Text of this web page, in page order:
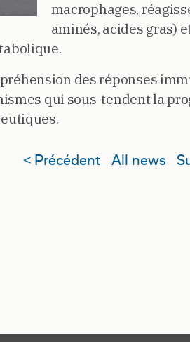
macrophages,
aminés, acides gras)
des réponses
qui sous-tendent la
< Précédent All news